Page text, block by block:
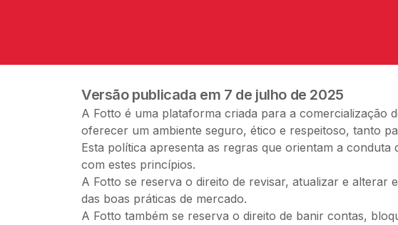
Versão publicada em 7 de julho de 2025
A Fotto é uma plataforma criada para a comercialização
oferecer um ambiente seguro, ético e respeitoso, tanto
Esta política apresenta as regras que orientam a
com estes princípios.
A Fotto se reserva o direito de revisar, atualizar e
das boas práticas de mercado.
A Fotto também se reserva o direito de banir contas,